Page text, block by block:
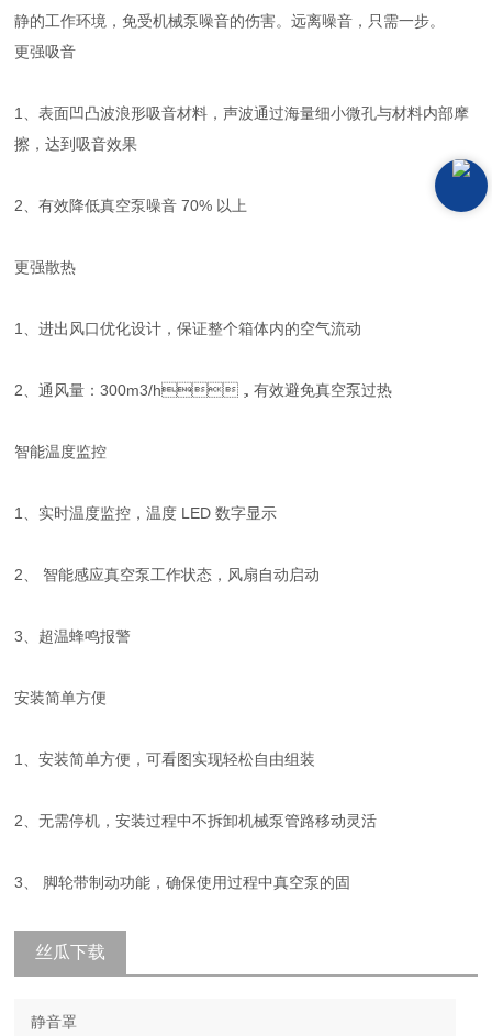
静的工作环境，免受机械泵噪音的伤害。远离噪音，只需一步。
更强吸音
1、表面凹凸波浪形吸音材料，声波通过海量细小微孔与材料内部摩
擦，达到吸音效果
2、有效降低真空泵噪音 70% 以上
更强散热
1、进出风口优化设计，保证整个箱体内的空气流动
2、通风量：300m3/h，有效避免真空泵过热
智能温度监控
1、实时温度监控，温度 LED 数字显示
2、 智能感应真空泵工作状态，风扇自动启动
3、超温蜂鸣报警
安装简单方便
1、安装简单方便，可看图实现轻松自由组装
2、无需停机，安装过程中不拆卸机械泵管路移动灵活
3、 脚轮带制动功能，确保使用过程中真空泵的固
丝瓜下载